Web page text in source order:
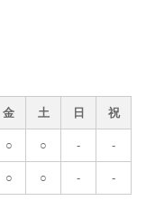
金 土 日 祝
○ ○ - -
○ ○ - -